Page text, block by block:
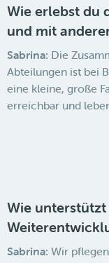
Wie erlebst du
und mit
Sabrina: Die
Abteilungen ist bei
eine kleine, große
erreichbar und
Wie unterstützt
Sabrina: Wir